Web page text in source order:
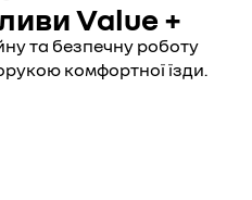
Value +
та безпечну роботу
комфортної їзди.